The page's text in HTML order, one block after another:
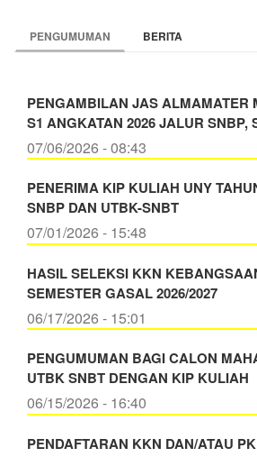
PENGUMUMAN BERITA
PENGAMBILAN JAS ALMAMATER
S1 ANGKATAN 2026 JALUR SNBP,
07/06/2026 - 08:43
PENERIMA KIP KULIAH UNY
SNBP DAN UTBK-SNBT
07/01/2026 - 15:48
HASIL SELEKSI KKN
SEMESTER GASAL 2026/2027
06/17/2026 - 15:01
PENGUMUMAN BAGI CALON
UTBK SNBT DENGAN KIP KULIAH
06/15/2026 - 16:40
PENDAFTARAN KKN DAN/ATAU